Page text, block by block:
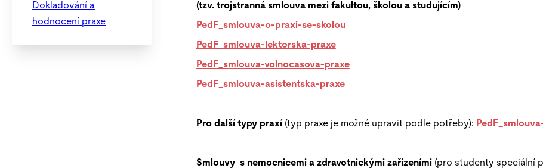
Dokladování a
hodnocení praxe
(tzv. trojstranná smlouva mezi fakultou, školou a studujícím)
PedF_smlouva-o-praxi-se-skolou
PedF_smlouva-lektorska-praxe
PedF_smlouva-volnocasova-praxe
PedF_smlouva-asistentska-praxe
Pro další typy praxí(typ praxe je možné upravit podle potřeby):
Smlouvy s nemocnicemi a zdravotnickými zařízeními (pro studenty speciální